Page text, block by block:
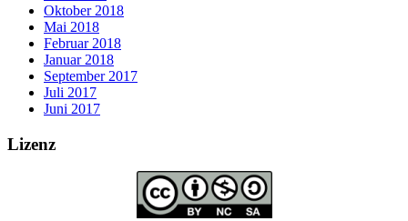
Oktober 2018
Mai 2018
Februar 2018
Januar 2018
September 2017
Juli 2017
Juni 2017
Lizenz